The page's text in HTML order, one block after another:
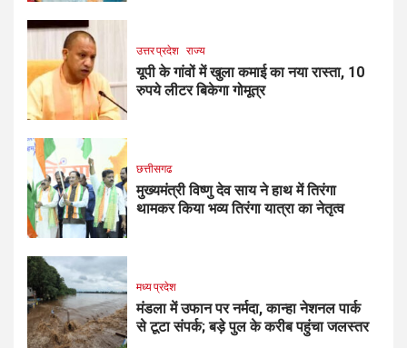
उत्तर प्रदेश राज्य
यूपी के गांवों में खुला कमाई का नया रास्ता, 10
रुपये लीटर बिकेगा गोमूत्र
छत्तीसगढ
मुख्यमंत्री विष्णु देव साय ने हाथ में तिरंगा
थामकर किया भव्य तिरंगा यात्रा का नेतृत्व
मध्य प्रदेश
मंडला में उफान पर नर्मदा, कान्हा नेशनल पार्क
से टूटा संपर्क; बड़े पुल के करीब पहुंचा जलस्तर